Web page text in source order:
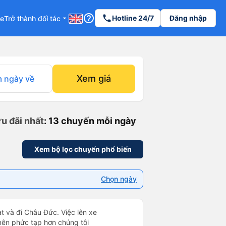
Trở thành đối tác arrow_drop_down help_outline phoneHotline 24/7 Đăng nhập
ngày về Xem giá
đãi nhất: 13 chuyến mỗi ngày
Xem bộ lọc chuyến phổ biến
Chọn ngày
và đi Châu Đức. Việc lên xe
phức tạp hơn chúng tôi